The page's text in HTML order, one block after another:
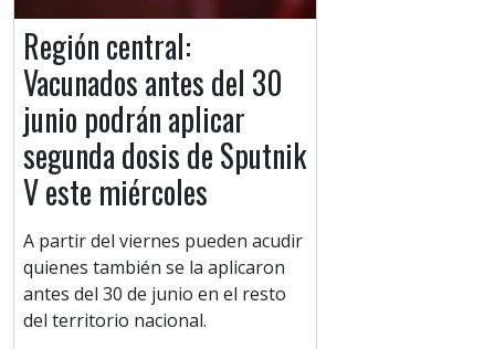
Región central:
Vacunados antes del 30
junio podrán aplicar
segunda dosis de Sputnik
V este miércoles
A partir del viernes pueden acudir
quienes también se la aplicaron
antes del 30 de junio en el resto
del territorio nacional.